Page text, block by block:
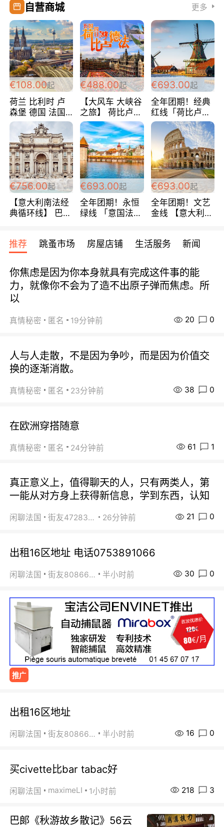
自营商城 更多
€108.00起
荷兰 比利时 卢
森堡 德国 法国
超爽玩遍西欧 循
环线 全程四星宾
馆 108欧/人/天
€488.00起
【大风车 大峡谷
之旅】 荷比卢德
法 巴黎上下 经
典五国四日游
488欧/人
€693.00起
全年团期！经典
红线「荷比卢德
法」七天循环 五
国 仅售99欧/人/
天！巴黎上下！
包拼房~
€756.00起
【意大利南法经
典循环线】 巴黎
宾馆 108欧/天起
全程756欧/位
€693.00起
全年团期！永恒
绿线 「意国法
欧/天起 ~包拼房
€693.00起
全年团期！文艺
金线 【意大利一
每周铁发！
推荐 跳蚤市场 房屋店铺 生活服务 新闻
你焦虑是因为你本身就具有完成这件事的能
力，就像你不会为了造不出原子弹而焦虑。所
以
真情秘密 匿名 19分钟前 20 0
人与人走散，不是因为争吵，而是因为价值交
换的逐渐消散。
真情秘密 匿名 23分钟前 38 0
在欧洲穿搭随意
真情秘密 匿名 24分钟前 61 1
真正意义上，值得聊天的人，只有两类人，第
一能从对方身上获得新信息，学到东西，认知
闲聊法国 街友472838572 26分钟前 21 0
出租16区地址 电话0753891066
闲聊法国 街友80866802 半小时前 30 0
推广
出租16区地址
闲聊法国 街友80866802 半小时前 16 0
买civette比bar tabac好
闲聊法国 maximeLI 1小时前 218 3
巴郞《秋游故乡散记》56云